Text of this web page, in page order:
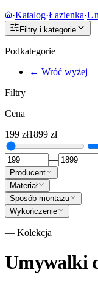
·Katalog·Łazienka·
Filtry i kategorie
Podkategorie
← Wróć wyżej
Filtry
Cena
199 zł1899 zł
—
Producent
Materiał
Sposób montażu
Wykończenie
— Kolekcja
Umywalki